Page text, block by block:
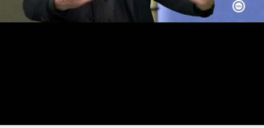
Video